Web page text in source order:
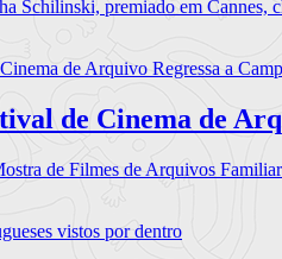
Schilinski, premiado em Cannes,
de Cinema de
de Filmes de Arquivos